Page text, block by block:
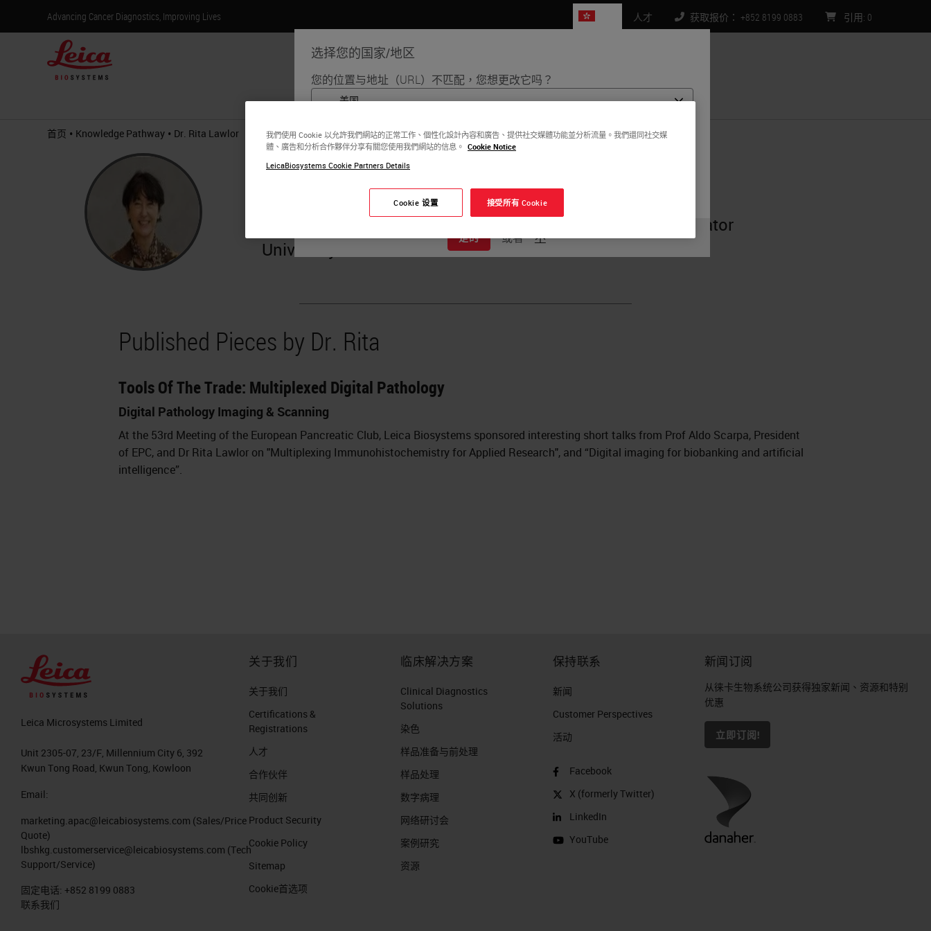
Advancing Cancer Diagnostics, Improving Lives
选择您的国家/地区
您的位置与地址（URL）不匹配，您想更改它吗？
每个国家/地区可能有自己的一套监管要求和医疗实践。在我们网站的每个国家/地
区版本中找到的信息特定于并仅适用于该国家/地区。这包括（但不限于）所有产品
是的 或者 不
人才 获取报价： +852 8199 0883 引用: 0
产品 生命科学 教育 支持 联系我们
首页 • Knowledge Pathway • Dr. Rita Lawlor
Dr. Rita Lawlor
Ph.D., CIPP/E, CIPM Fellow of Information Privacy (IAPP)
Biobank and Model Bank Director Research Center Coordinator
University of Verona
Published Pieces by Dr. Rita
Tools Of The Trade: Multiplexed Digital Pathology
Digital Pathology Imaging & Scanning
At the 53rd Meeting of the European Pancreatic Club, Leica Biosystems sponsored interesting short talks from Prof Aldo Scarpa, President
of EPC, and Dr Rita Lawlor on "Multiplexing Immunohistochemistry for Applied Research", and “Digital imaging for biobanking and artificial
intelligence”.
Leica Microsystems Limited
Unit 2305-07, 23/F, Millennium City 6, 392
Kwun Tong Road, Kwun Tong, Kowloon
Email:
marketing.apac@leicabiosystems.com (Sales/Price
Quote)
lbshkg.customerservice@leicabiosystems.com (Tech
Support/Service)
固定电话: +852 8199 0883
联系我们
关于我们
关于我们
Certifications &
Registrations
人才
合作伙伴
共同创新
Product Security
Cookie Policy
Sitemap
Cookie首选项
临床解决方案
Clinical Diagnostics
Solutions
染色
样品准备与前处理
样品处理
数字病理
网络研讨会
案例研究
资源
保持联系
新闻
Customer Perspectives​
活动
Facebook
X (formerly Twitter)
LinkedIn
YouTube
新闻订阅
从徕卡生物系统公司获得独家新闻、资源和特别
优惠
立即订阅!
我們使用 Cookie 以允許我們網站的正常工作、個性化設計內容和廣告、提供社交媒體功能並分析流量。我們還同社交媒
體、廣告和分析合作夥伴分享有關您使用我們網站的信息。 Cookie Notice
LeicaBiosystems Cookie Partners Details
Cookie 设置 接受所有 Cookie